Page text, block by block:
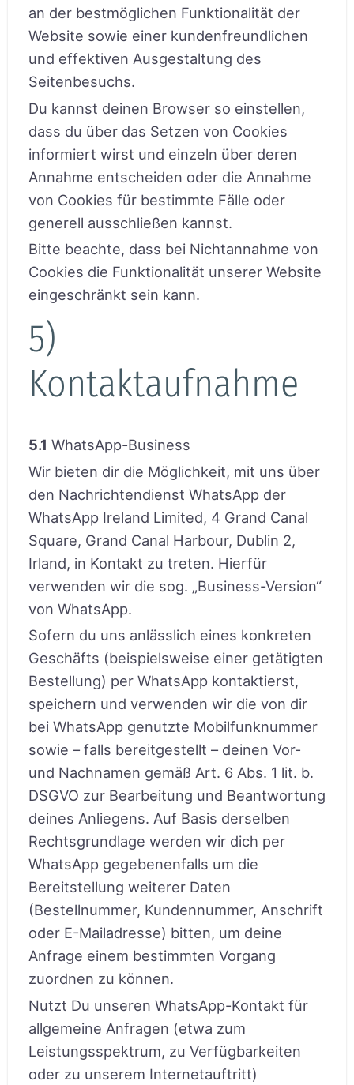
an der bestmöglichen Funktionalität der
Website sowie einer kundenfreundlichen
und effektiven Ausgestaltung des
Seitenbesuchs.
Du kannst deinen Browser so einstellen,
dass du über das Setzen von Cookies
informiert wirst und einzeln über deren
Annahme entscheiden oder die Annahme
von Cookies für bestimmte Fälle oder
generell ausschließen kannst.
Bitte beachte, dass bei Nichtannahme von
Cookies die Funktionalität unserer Website
eingeschränkt sein kann.
5)
Kontaktaufnahme
5.1 WhatsApp-Business
Wir bieten dir die Möglichkeit, mit uns über
den Nachrichtendienst WhatsApp der
WhatsApp Ireland Limited, 4 Grand Canal
Square, Grand Canal Harbour, Dublin 2,
Irland, in Kontakt zu treten. Hierfür
verwenden wir die sog. „Business-Version“
von WhatsApp.
Sofern du uns anlässlich eines konkreten
Geschäfts (beispielsweise einer getätigten
Bestellung) per WhatsApp kontaktierst,
speichern und verwenden wir die von dir
bei WhatsApp genutzte Mobilfunknummer
sowie – falls bereitgestellt – deinen Vor-
und Nachnamen gemäß Art. 6 Abs. 1 lit. b.
DSGVO zur Bearbeitung und Beantwortung
deines Anliegens. Auf Basis derselben
Rechtsgrundlage werden wir dich per
WhatsApp gegebenenfalls um die
Bereitstellung weiterer Daten
(Bestellnummer, Kundennummer, Anschrift
oder E-Mailadresse) bitten, um deine
Anfrage einem bestimmten Vorgang
zuordnen zu können.
Nutzt Du unseren WhatsApp-Kontakt für
allgemeine Anfragen (etwa zum
Leistungsspektrum, zu Verfügbarkeiten
oder zu unserem Internetauftritt)